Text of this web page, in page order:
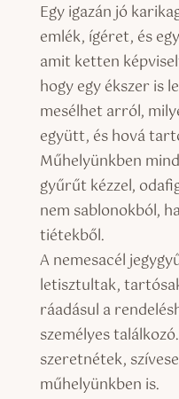
Egy igazán jó
emlék, ígéret, és
amit ketten
hogy egy ékszer is
mesélhet arról,
együtt, és hová
Műhelyünkben
gyűrűt kézzel,
nem sablonokból,
tiétekből.
A nemesacél
letisztultak,
ráadásul a
személyes
szeretnétek,
műhelyünkben is.